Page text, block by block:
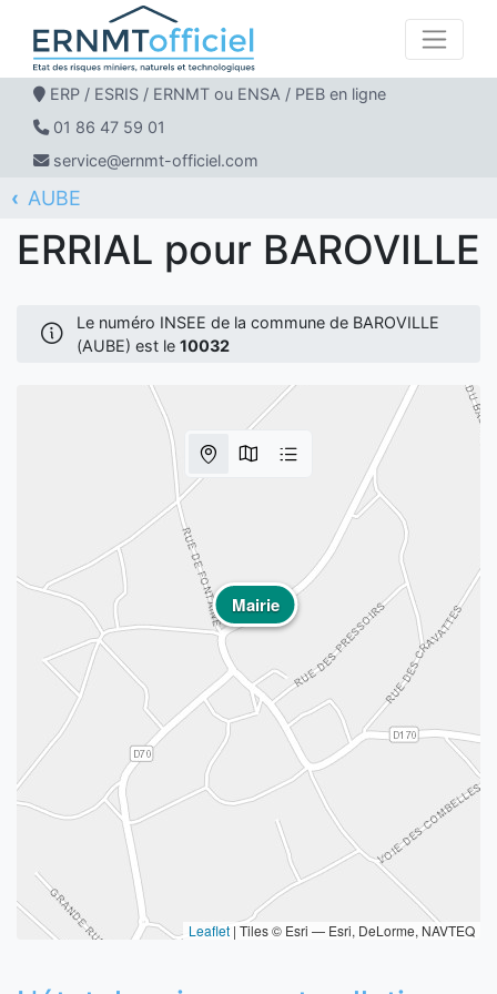
ERP / ESRIS / ERNMT ou ENSA / PEB en ligne
01 86 47 59 01
service@ernmt-officiel.com
ERNMT Officiel
ERRIAL
AUBE
BAROVILLE
ERRIAL pour BAROVILLE
Le numéro INSEE de la commune de BAROVILLE
(AUBE) est le 10032
Mairie
Leaflet | Tiles © Esri — Esri, DeLorme, NAVTEQ